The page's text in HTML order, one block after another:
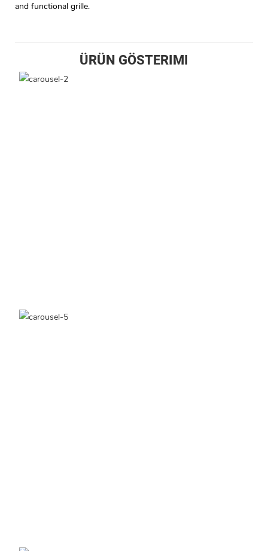
and functional grille.
ÜRÜN GÖSTERIMI